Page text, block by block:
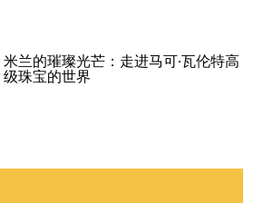
米兰的璀璨光芒：走进马可·瓦伦特高
级珠宝的世界